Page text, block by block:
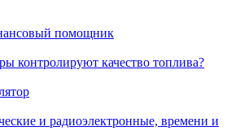
помощник
контролируют качество топлива?
и радиоэлектронные, времени и